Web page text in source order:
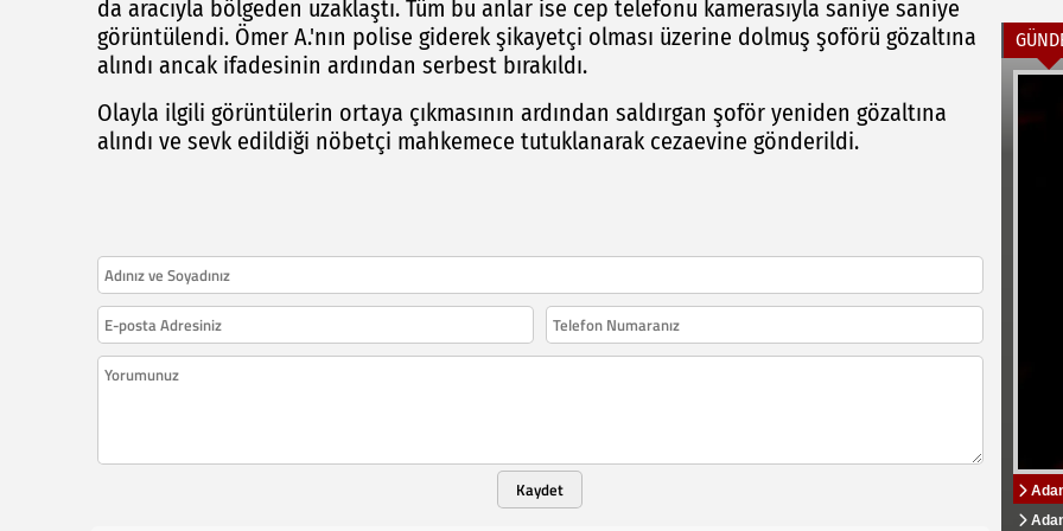
da aracıyla bölgeden uzaklaştı. Tüm bu anlar ise cep telefonu kamerasıyla saniye saniye
görüntülendi. Ömer A.'nın polise giderek şikayetçi olması üzerine dolmuş şoförü gözaltına
alındı ancak ifadesinin ardından serbest bırakıldı.
Olayla ilgili görüntülerin ortaya çıkmasının ardından saldırgan şoför yeniden gözaltına
alındı ve sevk edildiği nöbetçi mahkemece tutuklanarak cezaevine gönderildi.
Kaydet
ADS
Ads
AK